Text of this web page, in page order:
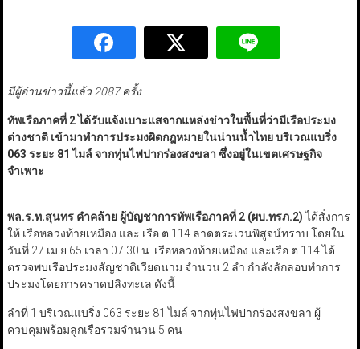
มีผู้อ่านข่าวนี้แล้ว 2087 ครั้ง
ทัพเรือภาคที่ 2 ได้รับแจ้งเบาะแสจากแหล่งข่าวในพื้นที่ว่ามีเรือประมง
ต่างชาติ เข้ามาทำการประมงผิดกฎหมายในน่านน้ำไทย บริเวณแบริ่ง
063 ระยะ 81 ไมล์ จากทุ่นไฟปากร่องสงขลา ซึ่งอยู่ในเขตเศรษฐกิจ
จำเพาะ
พล.ร.ท.สุนทร คำคล้าย ผู้บัญชาการทัพเรือภาคที่ 2 (ผบ.ทรภ.2)ได้สั่งการ
ให้ เรือหลวงท้ายเหมือง และ เรือ ต.114 ลาดตระเวนพิสูจน์ทราบ โดยใน
วันที่ 27 เม.ย.65 เวลา 07.30 น. เรือหลวงท้ายเหมือง และเรือ ต.114 ได้
ตรวจพบเรือประมงสัญชาติเวียดนาม จำนวน 2 ลำ กำลังลักลอบทำการ
ประมงโดยการคราดปลิงทะเล ดังนี้
ลำที่ 1 บริเวณแบริ่ง 063 ระยะ 81 ไมล์ จากทุ่นไฟปากร่องสงขลา ผู้
ควบคุมพร้อมลูกเรือรวมจำนวน 5 คน